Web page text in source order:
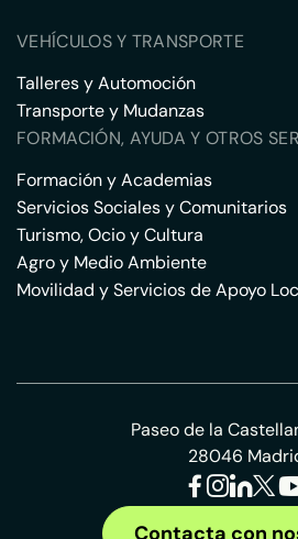
VEHÍCULOS Y TRANSPORTE
Talleres y Automoción
Transporte y Mudanzas
FORMACIÓN, AYUDA Y OTROS
Formación y Academias
Servicios Sociales y Comunitarios
Turismo, Ocio y Cultura
Agro y Medio Ambiente
Movilidad y Servicios de Apoyo
Paseo de la
28046
Contacta con